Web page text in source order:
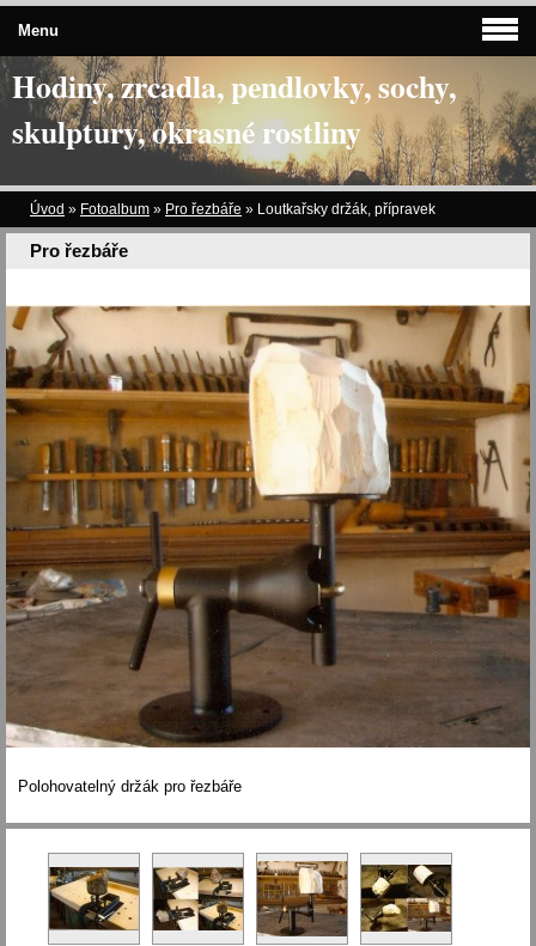
Hodiny, zrcadla, pendlovky, sochy,
skulptury, okrasné rostliny
Úvod » Fotoalbum » Pro řezbáře » Loutkařsky držák, přípravek
Pro řezbáře
Polohovatelný držák pro řezbáře
Menu